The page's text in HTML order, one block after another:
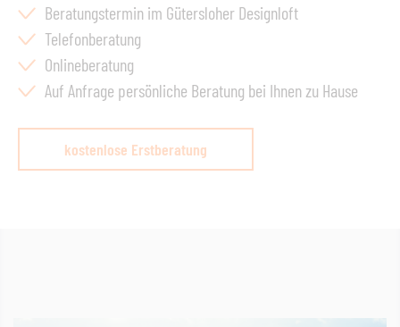
Beratungstermin im Gütersloher Designloft
Telefonberatung
Onlineberatung
Auf Anfrage persönliche Beratung bei Ihnen zu Hause
kostenlose Erstberatung